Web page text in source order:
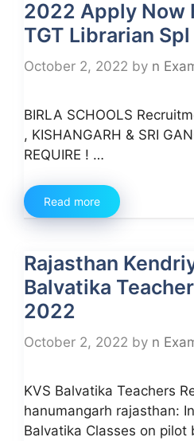
2022 Apply Now
TGT Librarian
October 2, 2022 by n
BIRLA SCHOOLS
, KISHANGARH & SRI
REQUIRE ! …
Read more
Rajasthan
Balvatika
2022
October 2, 2022 by n
KVS Balvatika Teachers
hanumangarh rajasthan:
Balvatika Classes on pilot